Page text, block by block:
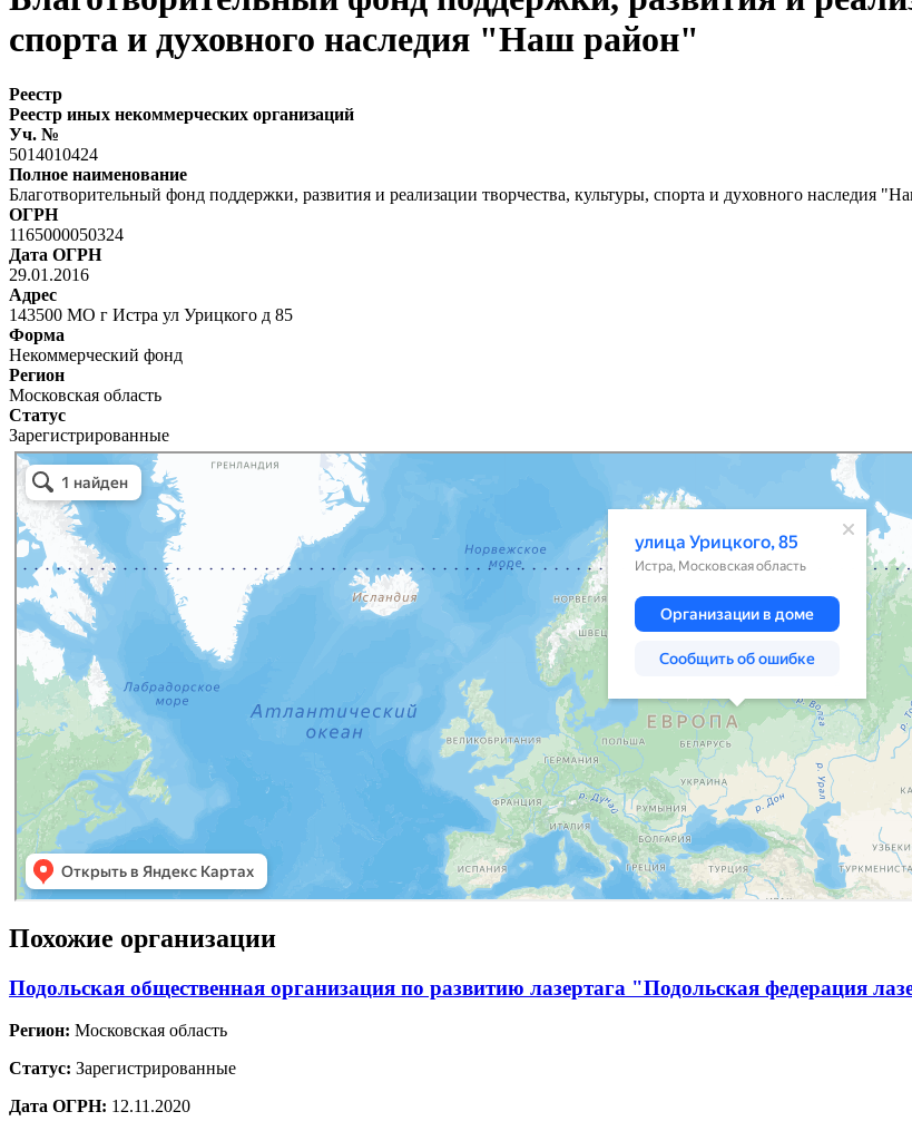
спорта и духовного наследия "Наш район"
Реестр
Реестр иных некоммерческих организаций
Уч. №
5014010424
Полное наименование
Благотворительный фонд поддержки, развития и реализации творчества, культуры, спорта и духовного наследия
ОГРН
1165000050324
Дата ОГРН
29.01.2016
Адрес
143500 МО г Истра ул Урицкого д 85
Форма
Некоммерческий фонд
Регион
Московская область
Статус
Зарегистрированные
Похожие организации
Подольская общественная организация по развитию лазертага "Подольская федерация
Регион: Московская область
Статус: Зарегистрированные
Дата ОГРН: 12.11.2020